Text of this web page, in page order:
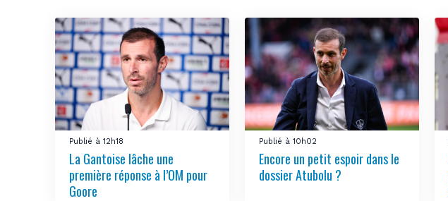
Publié à 12h18
La Gantoise lâche une
première réponse à l’OM pour
Goore
Publié à 10h02
Encore un petit espoir dans le
dossier Atubolu ?